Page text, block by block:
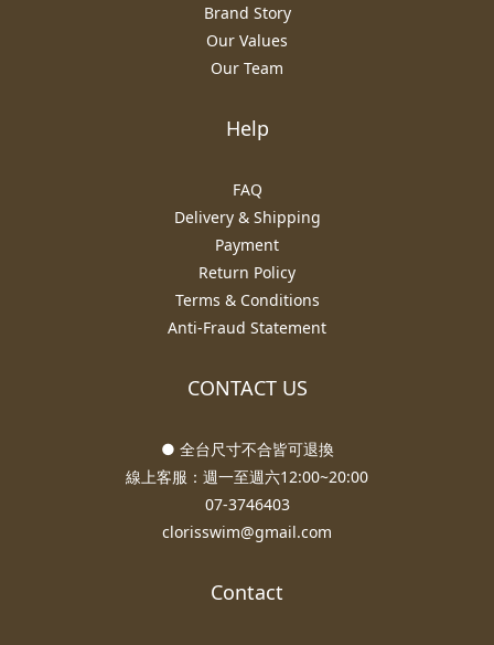
Brand Story
Our Values
Our Team
Help
FAQ
Delivery & Shipping
Payment
Return Policy
Terms & Conditions
Anti-Fraud Statement
CONTACT US
● 全台尺寸不合皆可退換
線上客服：週一至週六12:00~20:00
07-3746403
clorisswim@gmail.com
Contact